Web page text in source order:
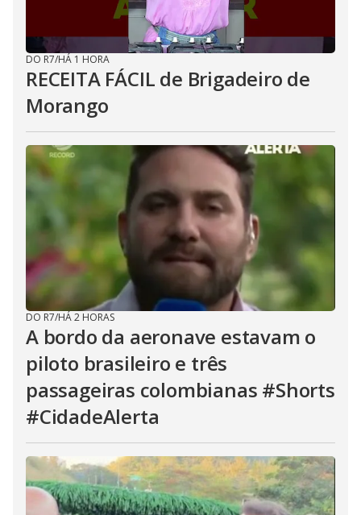
DO R7/HÁ 1 HORA
RECEITA FÁCIL de Brigadeiro de
Morango
DO R7/HÁ 2 HORAS
A bordo da aeronave estavam o
piloto brasileiro e três
passageiras colombianas #Shorts
#CidadeAlerta